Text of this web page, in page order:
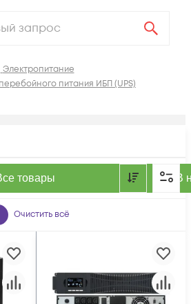
Электропитание
питания ИБП (UPS)
товары В
Очистить всё